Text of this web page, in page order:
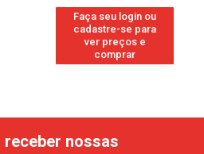
Faça seu login ou
cadastre-se para
ver preços e
comprar
nossas